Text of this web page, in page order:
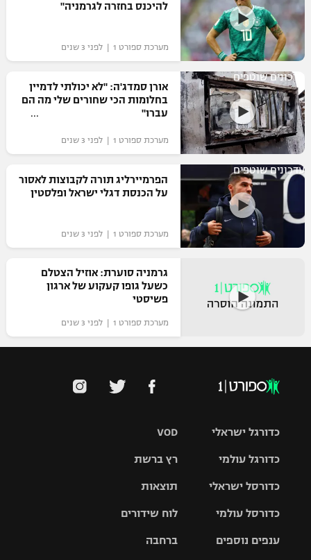
להיכנס בחזרה לגרמניה"
מערכת ספורט 1 | לפני 3 שנים
עדכונים שוטפים
אורן סמדג'ה: "לא יכולתי לדמיין
בחלומות הכי שחורים שלי מה הם
עברו"
מערכת ספורט 1 | לפני 3 שנים
עדכונים שוטפים
הפרמיירליג תורה לקבוצות לאסור
על הכנסת דגלי ישראל ופלסטין
מערכת ספורט 1 | לפני 3 שנים
גרמניה סוערת: אוזיל הצטלם
כשעל גופו קעקוע של ארגון
פשיסטי
מערכת ספורט 1 | לפני 3 שנים
VOD
רץ ברשת
תוצאות
לוח שידורים
ברחבה
כדורגל ישראלי
גביע הטוטו
כדורגל עולמי
האלופות
ליגה
כדורסל ישראלי
סל
כדורסל עולמי
ענפים נוספים